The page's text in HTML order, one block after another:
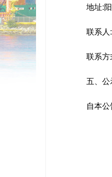
地址:阳
联系人:
联系方
五、公
自本公告